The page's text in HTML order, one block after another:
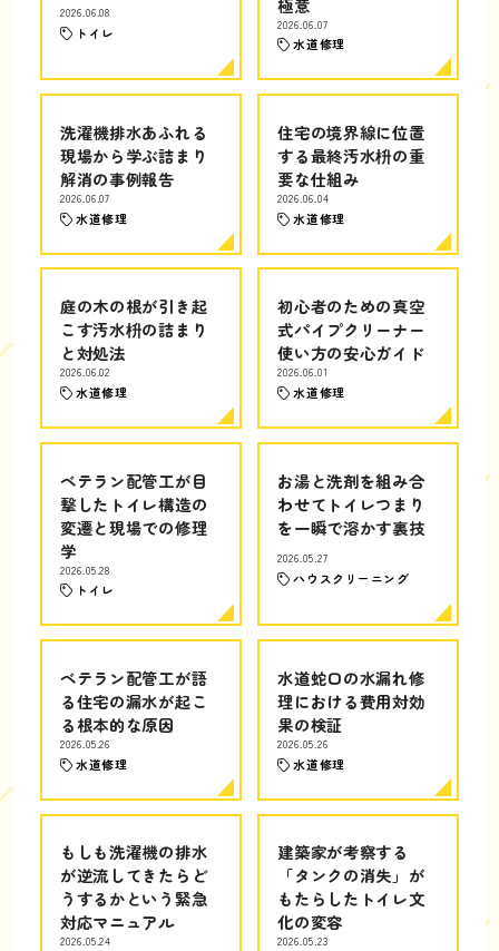
2026.06.08
トイレ
極意
2026.06.07
水道修理
洗濯機排水あふれる
現場から学ぶ詰まり
解消の事例報告
2026.06.07
水道修理
住宅の境界線に位置
する最終汚水枡の重
要な仕組み
2026.06.04
水道修理
庭の木の根が引き起
こす汚水枡の詰まり
と対処法
2026.06.02
水道修理
初心者のための真空
式パイプクリーナー
使い方の安心ガイド
2026.06.01
水道修理
ベテラン配管工が目
撃したトイレ構造の
変遷と現場での修理
学
2026.05.28
トイレ
お湯と洗剤を組み合
わせてトイレつまり
を一瞬で溶かす裏技
2026.05.27
ハウスクリーニング
ベテラン配管工が語
る住宅の漏水が起こ
る根本的な原因
2026.05.26
水道修理
水道蛇口の水漏れ修
理における費用対効
果の検証
2026.05.26
水道修理
もしも洗濯機の排水
が逆流してきたらど
うするかという緊急
対応マニュアル
2026.05.24
建築家が考察する
「タンクの消失」が
もたらしたトイレ文
化の変容
2026.05.23